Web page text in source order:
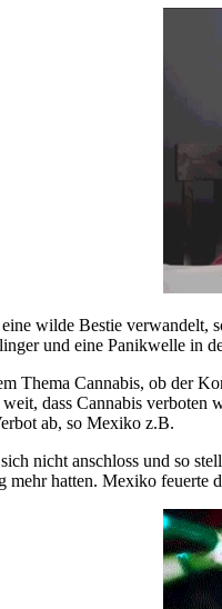
wilde Bestie verwandelt,
und eine Panikwelle in
Thema Cannabis, ob der
dass Cannabis
ab, so Mexiko z.B.
nicht anschloss und so
mehr hatten. Mexiko